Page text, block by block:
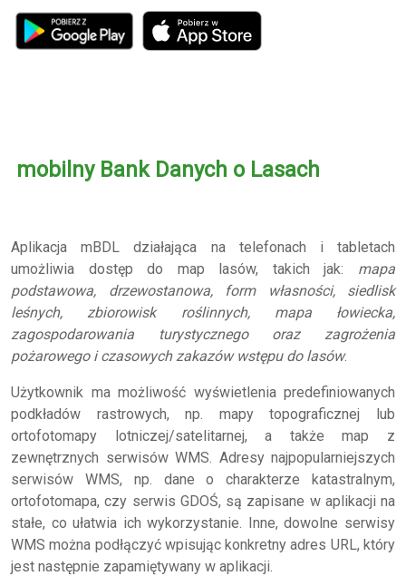
mobilny Bank Danych o Lasach
Aplikacja mBDL działająca na telefonach i tabletach
umożliwia dostęp do map lasów, takich jak: mapa
podstawowa, drzewostanowa, form własności, siedlisk
leśnych, zbiorowisk roślinnych, mapa łowiecka,
zagospodarowania turystycznego oraz zagrożenia
pożarowego i czasowych zakazów wstępu do lasów.
Użytkownik ma możliwość wyświetlenia predefiniowanych
podkładów rastrowych, np. mapy topograficznej lub
ortofotomapy lotniczej/satelitarnej, a także map z
zewnętrznych serwisów WMS. Adresy najpopularniejszych
serwisów WMS, np. dane o charakterze katastralnym,
ortofotomapa, czy serwis GDOŚ, są zapisane w aplikacji na
stałe, co ułatwia ich wykorzystanie. Inne, dowolne serwisy
WMS można podłączyć wpisując konkretny adres URL, który
jest następnie zapamiętywany w aplikacji.